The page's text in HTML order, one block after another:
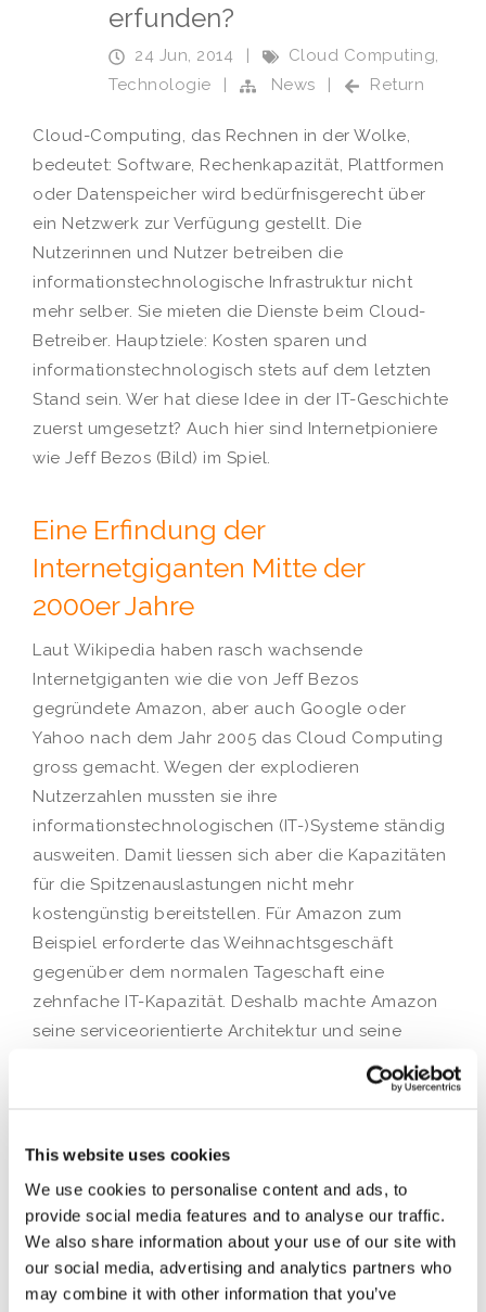
This website uses cookies
We use cookies to personalise content and ads, to
provide social media features and to analyse our traffic.
We also share information about your use of our site with
our social media, advertising and analytics partners who
may combine it with other information that you’ve
erfunden?
24 Jun, 2014 | Cloud Computing,
Technologie
| News | Return
Cloud-Computing, das Rechnen in der Wolke,
bedeutet: Software, Rechenkapazität, Plattformen
oder Datenspeicher wird bedürfnisgerecht über
ein Netzwerk zur Verfügung gestellt. Die
Nutzerinnen und Nutzer betreiben die
informationstechnologische Infrastruktur nicht
mehr selber. Sie mieten die Dienste beim Cloud-
Betreiber. Hauptziele: Kosten sparen und
informationstechnologisch stets auf dem letzten
Stand sein. Wer hat diese Idee in der IT-Geschichte
zuerst umgesetzt? Auch hier sind Internetpioniere
wie Jeff Bezos (Bild) im Spiel.
Eine Erfindung der
Internetgiganten Mitte der
2000er Jahre
Laut Wikipedia haben rasch wachsende
Internetgiganten wie die von Jeff Bezos
gegründete Amazon, aber auch Google oder
Yahoo nach dem Jahr 2005 das Cloud Computing
gross gemacht. Wegen der explodieren
Nutzerzahlen mussten sie ihre
informationstechnologischen (IT-)Systeme ständig
ausweiten. Damit liessen sich aber die Kapazitäten
für die Spitzenauslastungen nicht mehr
kostengünstig bereitstellen. Für Amazon zum
Beispiel erforderte das Weihnachtsgeschäft
gegenüber dem normalen Tageschaft eine
zehnfache IT-Kapazität. Deshalb machte Amazon
seine serviceorientierte Architektur und seine
elektronisierten Dienste zu einem Produkt und
verkaufte dieses als Cloud-Computing gegen
notwendigen IT-Kapazitäten von Amazon aus der
der grösste Anbieter von Cloud-Computing.
Ähnlich verlief es bei den andern Internetgiganten
wie Google oder Yahoo.